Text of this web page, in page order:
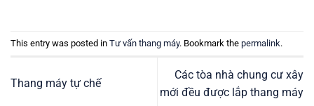
This entry was posted in Tư vấn thang máy. Bookmark the permalink.
Thang máy tự chế
Các tòa nhà chung cư xây
mới đều được lắp thang máy